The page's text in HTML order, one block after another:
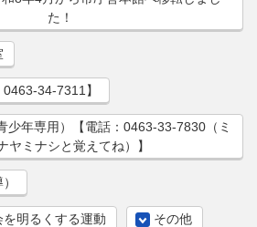
た！
34-7311】
少年専用）【電話：0463-33-7830（ミ
ヤミナシと覚えてね）】
明るくする運動 その他